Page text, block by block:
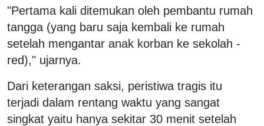
"Pertama kali ditemukan oleh pembantu rumah
tangga (yang baru saja kembali ke rumah
setelah mengantar anak korban ke sekolah -
red)," ujarnya.
Dari keterangan saksi, peristiwa tragis itu
terjadi dalam rentang waktu yang sangat
singkat yaitu hanya sekitar 30 menit setelah